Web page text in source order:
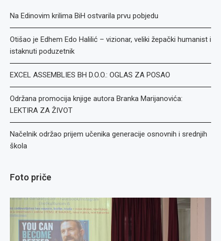
Na Edinovim krilima BiH ostvarila prvu pobjedu
Otišao je Edhem Edo Halilić – vizionar, veliki žepački humanist i
istaknuti poduzetnik
EXCEL ASSEMBLIES BH D.O.O.: OGLAS ZA POSAO
Održana promocija knjige autora Branka Marijanovića:
LEKTIRA ZA ŽIVOT
Načelnik održao prijem učenika generacije osnovnih i srednjih
škola
Foto priče